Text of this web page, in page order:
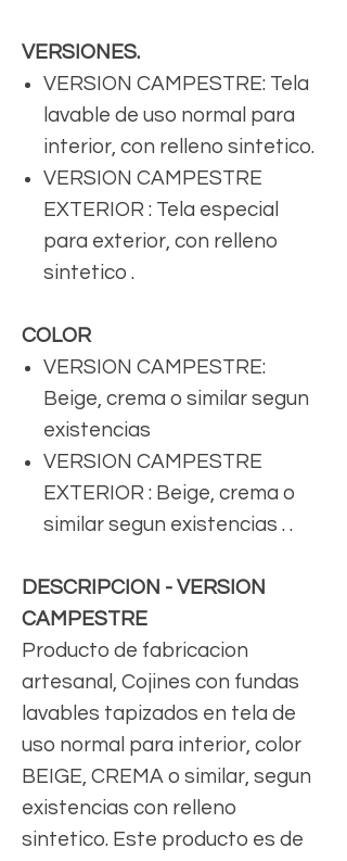
VERSIONES.
VERSION CAMPESTRE: Tela
lavable de uso normal para
interior, con relleno sintetico.
VERSION CAMPESTRE
EXTERIOR : Tela especial
para exterior, con relleno
sintetico .
COLOR
VERSION CAMPESTRE:
Beige, crema o similar segun
existencias
VERSION CAMPESTRE
EXTERIOR : Beige, crema o
similar segun existencias . .
DESCRIPCION - VERSION
CAMPESTRE
Producto de fabricacion
artesanal, Cojines con fundas
lavables tapizados en tela de
uso normal para interior, color
BEIGE, CREMA o similar, segun
existencias con relleno
sintetico. Este producto es de